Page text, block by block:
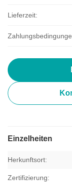
Lieferzeit:
Einzelheiten
Herkunftsort:
Zertifizierung: